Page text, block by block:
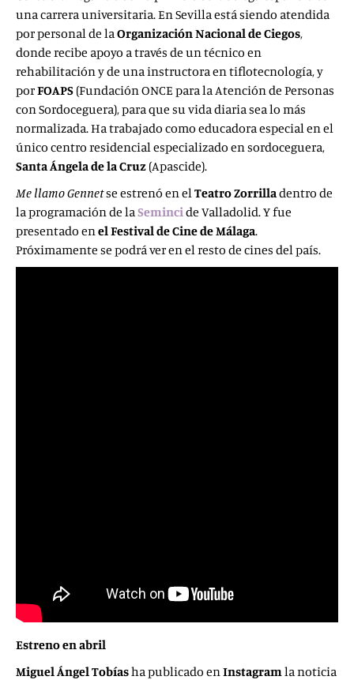
una carrera universitaria. En Sevilla está siendo atendida
por personal de laOrganización Nacional de Ciegos,
donde recibe apoyo a través de un técnico en
rehabilitación y de una instructora en tiflotecnología, y
porFOAPS (Fundación ONCE para la Atención de Personas
con Sordoceguera), para que su vida diaria sea lo más
normalizada. Ha trabajado como educadora especial en el
único centro residencial especializado en sordoceguera,
Santa Ángela dela Cruz (Apascide).
Me llamo Gennetse estrenó en elTeatro Zorrilladentro de
la programación de laSemincide Valladolid. Y fue
presentado enel Festival de Cine de Málaga.
Próximamente se podrá ver en el resto de cines del país.
Estreno en abril
Miguel Ángel Tobíasha publicado enInstagramla noticia